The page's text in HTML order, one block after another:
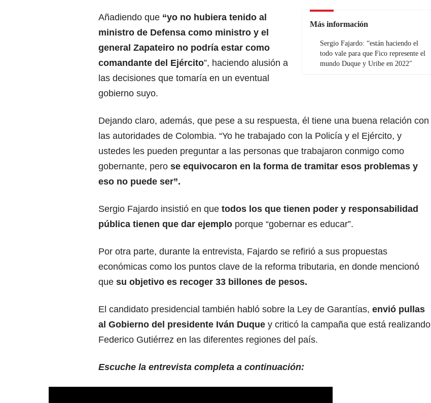
Más información
Sergio Fajardo: “están haciendo el
todo vale para que Fico represente el
mundo Duque y Uribe en 2022″
Añadiendo que “yo no hubiera tenido al
ministro de Defensa como ministro y el
general Zapateiro no podría estar como
comandante del Ejército”, haciendo alusión a
las decisiones que tomaría en un eventual
gobierno suyo.
Dejando claro, además, que pese a su respuesta, él tiene una buena relación con
las autoridades de Colombia. “Yo he trabajado con la Policía y el Ejército, y
ustedes les pueden preguntar a las personas que trabajaron conmigo como
gobernante, pero se equivocaron en la forma de tramitar esos problemas y
eso no puede ser”.
Sergio Fajardo insistió en que todos los que tienen poder y responsabilidad
pública tienen que dar ejemplo porque “gobernar es educar”.
Por otra parte, durante la entrevista, Fajardo se refirió a sus propuestas
económicas como los puntos clave de la reforma tributaria, en donde mencionó
que su objetivo es recoger 33 billones de pesos.
El candidato presidencial también habló sobre la Ley de Garantías, envió pullas
al Gobierno del presidente Iván Duque y criticó la campaña que está realizando
Federico Gutiérrez en las diferentes regiones del país.
Escuche la entrevista completa a continuación: